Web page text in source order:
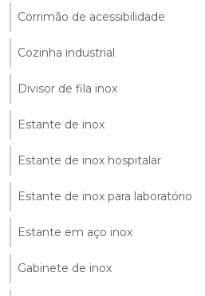
Corrimão de acessibilidade
Cozinha industrial
Divisor de fila inox
Estante de inox
Estante de inox hospitalar
Estante de inox para laboratório
Estante em aço inox
Gabinete de inox